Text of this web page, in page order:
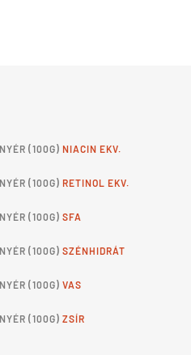
(100G) NIACIN EKV.
(100G) RETINOL EKV.
(100G) SFA
(100G) SZÉNHIDRÁT
(100G) VAS
(100G) ZSÍR